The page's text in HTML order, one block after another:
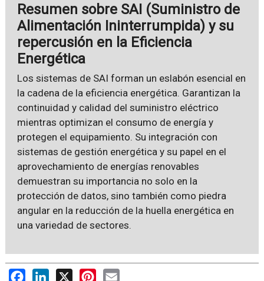
Resumen sobre SAI (Suministro de
Alimentación Ininterrumpida) y su
repercusión en la Eficiencia
Energética
Los sistemas de SAI forman un eslabón esencial en
la cadena de la eficiencia energética. Garantizan la
continuidad y calidad del suministro eléctrico
mientras optimizan el consumo de energía y
protegen el equipamiento. Su integración con
sistemas de gestión energética y su papel en el
aprovechamiento de energías renovables
demuestran su importancia no solo en la
protección de datos, sino también como piedra
angular en la reducción de la huella energética en
una variedad de sectores.
FacebookLinkedIn
X PinterestEmail